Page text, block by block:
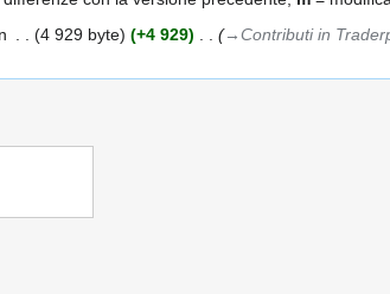
4 929 byte +4 929 →‎Contributi in